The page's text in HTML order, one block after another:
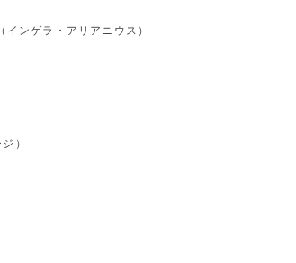
ンゲラ・アリアニウス）
）